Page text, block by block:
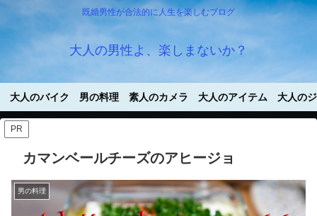
既婚男性が合法的に人生を楽しむブログ
大人の男性よ、楽しまないか？
大人のバイク 男の料理 素人のカメラ 大人のアイテム 大人の
PR
カマンベールチーズのアヒージョ
男の料理